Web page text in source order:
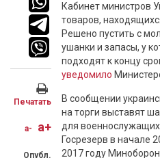
Печатать
a- a+
Опубл.
Кабинет министров
товаров,
Решено пустить с
ушанки и запасы, у
подходят к концу
уведомило
В сообщении
на торги выставят
для
Госрезерв в начале
2017 году